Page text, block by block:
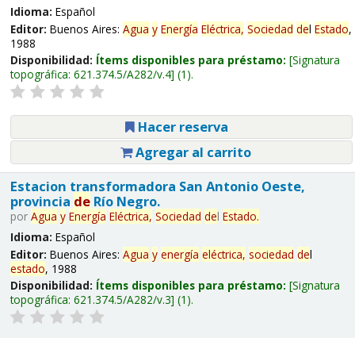
Idioma: Español
Editor: Buenos Aires: Agua y Energía Eléctrica, Sociedad del Estado,
1988
Disponibilidad: Ítems disponibles para préstamo: Signatura
topográfica: 621.374.5/A282/v.4 (1).
Hacer reserva
Agregar al carrito
Estacion transformadora San Antonio Oeste,
provincia deRío Negro.
por Agua y Energía Eléctrica, Sociedad del Estado.
Idioma: Español
Editor: Buenos Aires: Agua y energía eléctrica, sociedad del
estado, 1988
Disponibilidad: Ítems disponibles para préstamo: Signatura
topográfica: 621.374.5/A282/v.3 (1).